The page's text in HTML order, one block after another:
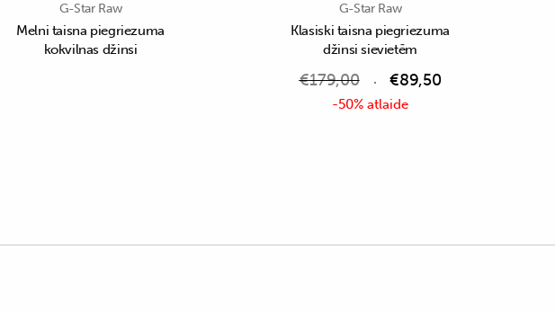
G-Star Raw
Melni taisna piegriezuma
kokvilnas džinsi
G-Star Raw
Klasiski taisna piegriezuma
džinsi sievietēm
€179,00 €89,50
-50% atlaide